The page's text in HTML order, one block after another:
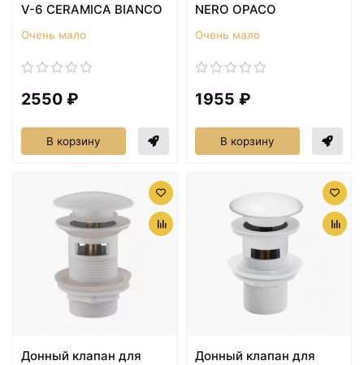
V-6 CERAMICA BIANCO
Очень мало
2550 ₽
В корзину
NERO OPACO
Очень мало
1955 ₽
В корзину
Донный клапан для
Донный клапан для